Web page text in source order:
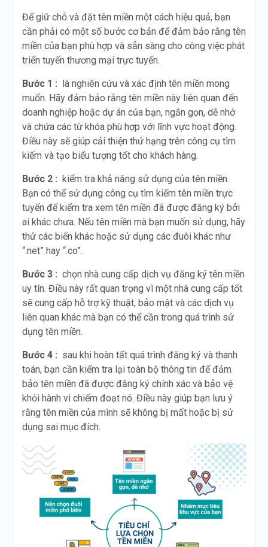
Để giữ chỗ và đặt tên miền một cách hiệu quả, bạn
cần phải có một số bước cơ bản để đảm bảo rằng tên
miền của bạn phù hợp và sẵn sàng cho công việc phát
triển tuyến thương mại trực tuyến.
Bước 1 : là nghiên cứu và xác định tên miền mong
muốn. Hãy đảm bảo rằng tên miền này liên quan đến
doanh nghiệp hoặc dự án của bạn, ngắn gọn, dễ nhớ
và chứa các từ khóa phù hợp với lĩnh vực hoạt động.
Điều này sẽ giúp cải thiện thứ hạng trên công cụ tìm
kiếm và tạo biểu tượng tốt cho khách hàng.
Bước 2 : kiểm tra khả năng sử dụng của tên miền.
Bạn có thể sử dụng công cụ tìm kiếm tên miền trực
tuyến để kiểm tra xem tên miền đã được đăng ký bởi
ai khác chưa. Nếu tên miền mà bạn muốn sử dụng, hãy
thử các biến khác hoặc sử dụng các đuôi khác như
“.net” hay “.co”.
Bước 3 : chọn nhà cung cấp dịch vụ đăng ký tên miền
uy tín. Điều này rất quan trọng vì một nhà cung cấp tốt
sẽ cung cấp hỗ trợ kỹ thuật, bảo mật và các dịch vụ
liên quan khác mà bạn có thể cần trong quá trình sử
dụng tên miền.
Bước 4 : sau khi hoàn tất quá trình đăng ký và thanh
toán, bạn cần kiểm tra lại toàn bộ thông tin để đảm
bảo tên miền đã được đăng ký chính xác và bảo vệ
khỏi hành vi chiếm đoạt nó. Điều này giúp bạn lưu ý
rằng tên miền của mình sẽ không bị mất hoặc bị sử
dụng sai mục đích.